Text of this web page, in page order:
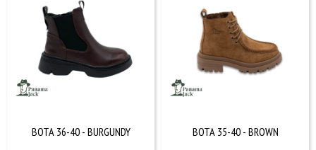
BOTA 36-40 - BURGUNDY BOTA 35-40 - BROWN